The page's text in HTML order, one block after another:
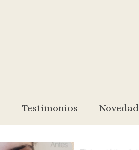
Testimonios